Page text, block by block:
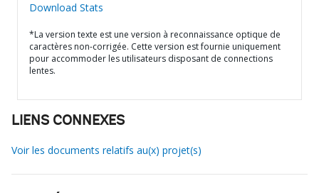
Download Stats
*La version texte est une version à reconnaissance optique de
caractères non-corrigée. Cette version est fournie uniquement
pour accommoder les utilisateurs disposant de connections
lentes.
LIENS CONNEXES
Voir les documents relatifs au(x) projet(s)